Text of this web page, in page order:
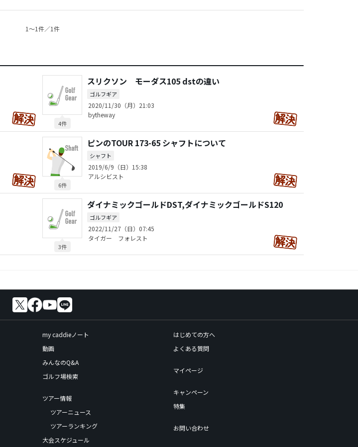
1〜1件／1件
4件
スリクソン モーダス105 dstの違い
ゴルフギア
2020/11/30（月）21:03
bytheway
6件
ピンのTOUR 173-65 シャフトについて
シャフト
2019/6/9（日）15:38
アルシビスト
3件
ダイナミックゴールドDST,ダイナミックゴールドS120
ゴルフギア
2022/11/27（日）07:45
タイガー フォレスト
my caddieノート
動画
みんなのQ&A
ゴルフ場検索
ツアー情報
ツアーニュース
ツアーランキング
大会スケジュール
はじめての方へ
よくある質問
マイページ
キャンペーン
特集
お問い合わせ